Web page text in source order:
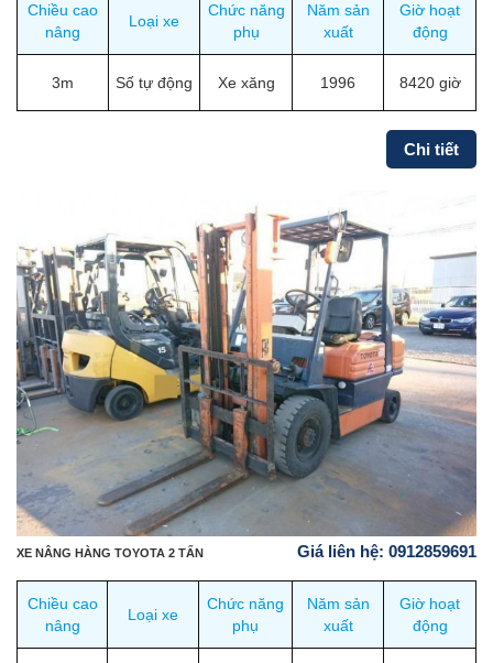
Chiều cao
nâng
Loại xe
Chức năng
phụ
Năm sản
xuất
Giờ hoạt
động
3m Số tự động Xe xăng 1996 8420 giờ
Chi tiết
XE NÂNG HÀNG TOYOTA 2 TẤN Giá liên hệ: 0912859691
Chiều cao
nâng
Loại xe
Chức năng
phụ
Năm sản
xuất
Giờ hoạt
động